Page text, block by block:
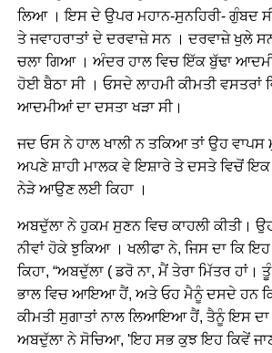
ਲਿਆ । ਇਸ ਦੇ ਉਪਰ ਮਹਾਨ-ਸੁਨਹਿਰੀ- ਗੁੰਬਦ
ਤੇ ਜਵਾਹਰਾਤਾਂ ਦੇ ਦਰਵਾਜ਼ੇ ਸਨ । ਦਰਵਾਜ਼ੇ ਖੁਲੇ
ਚਲਾ ਗਿਆ । ਅੰਦਰ ਹਾਲ ਵਿਚ ਇੱਕ ਬੁੱਢਾ
ਹੋਈ ਬੈਠਾ ਸੀ । ਓਸਦੇ ਲਾਹਮੀ ਕੀਮਤੀ ਵਸਤਰਾਂ
ਆਦਮੀਆਂ ਦਾ ਦਸਤਾ ਖੜਾ ਸੀ।
ਜਦ ਓਸ ਨੇ ਹਾਲ ਖਾਲੀ ਨ ਤਕਿਆ ਤਾਂ ਉਹ ਵਾਪਸ
ਅਪਣੇ ਸ਼ਾਹੀ ਮਾਲਕ ਵੇ ਇਸ਼ਾਰੇ ਤੇ ਦਸਤੇ ਵਿਚੋਂ
ਨੇੜੇ ਆਉਣ ਲਈ ਕਿਹਾ ।
ਅਬਦੁੱਲਾ ਨੇ ਹੁਕਮ ਸੁਣਨ ਵਿਚ ਕਾਹਲੀ ਕੀਤੀ।
ਨੀਵਾਂ ਹੋਕੇ ਝੁਕਿਆ । ਖਲੀਫਾ ਨੇ, ਜਿਸ ਦਾ ਕਿ
ਕਿਹਾ, “ਅਬਦੁੱਲਾ ( ਡਰੋ ਨਾ, ਮੈਂ ਤੇਰਾ ਮਿੱਤਰ ਹਾਂ।
ਭਾਲ ਵਿਚ ਆਇਆ ਹੈਂ, ਅਤੇ ਓਹ ਮੈਨੂੰ ਦਸਦੇ ਹਨ
ਕੀਮਤੀ ਸੁਗਾਤਾਂ ਨਾਲ ਲਿਆਇਆ ਹੈਂ, ਤੈਨੂੰ ਇਸ ਦਾ
ਅਬਦੁੱਲਾ ਨੇ ਸੋਚਿਆ, 'ਇਹ ਸਭ ਕੁਝ ਇਹ ਕਿਵੇਂ